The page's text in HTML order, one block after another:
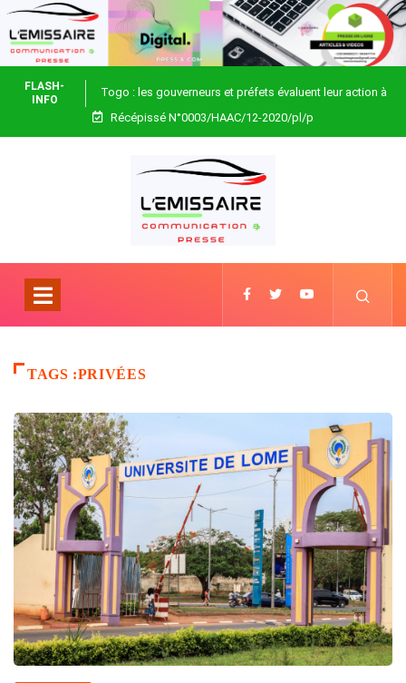
FLASH-
INFO
Togo : les gouverneurs et préfets évaluent leur action à
Blitta
Récépissé N°0003/HAAC/12-2020/pl/p
TAGS :PRIVÉES